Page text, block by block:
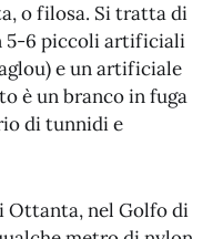
o filosa. Si tratta di
5-6 piccoli artificiali
e un artificiale
è un branco in fuga
di tunnidi e
Ottanta, nel Golfo di